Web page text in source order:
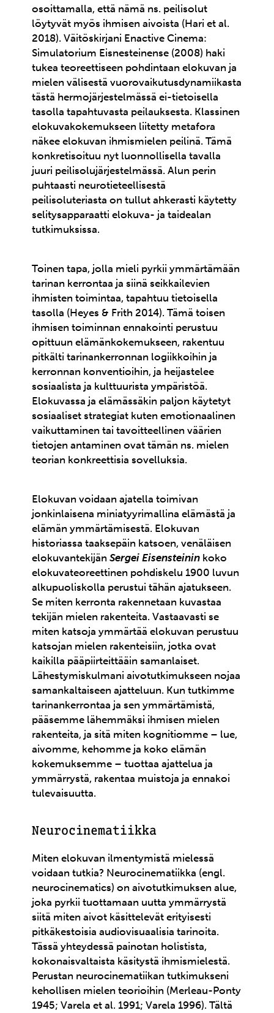
osoittamalla, että nämä ns. peilisolut
löytyvät myös ihmisen aivoista (Hari et al.
2018). Väitöskirjani Enactive Cinema:
Simulatorium Eisnesteinense (2008) haki
tukea teoreettiseen pohdintaan elokuvan ja
mielen välisestä vuorovaikutusdynamiikasta
tästä hermojärjestelmässä ei-tietoisella
tasolla tapahtuvasta peilauksesta. Klassinen
elokuvakokemukseen liitetty metafora
näkee elokuvan ihmismielen peilinä. Tämä
konkretisoituu nyt luonnollisella tavalla
juuri peilisolujärjestelmässä. Alun perin
puhtaasti neurotieteellisestä
peilisoluteriasta on tullut ahkerasti käytetty
selitysapparaatti elokuva- ja taidealan
tutkimuksissa.
Toinen tapa, jolla mieli pyrkii ymmärtämään
tarinan kerrontaa ja siinä seikkailevien
ihmisten toimintaa, tapahtuu tietoisella
tasolla (Heyes & Frith 2014). Tämä toisen
ihmisen toiminnan ennakointi perustuu
opittuun elämänkokemukseen, rakentuu
pitkälti tarinankerronnan logiikkoihin ja
kerronnan konventioihin, ja heijastelee
sosiaalista ja kulttuurista ympäristöä.
Elokuvassa ja elämässäkin paljon käytetyt
sosiaaliset strategiat kuten emotionaalinen
vaikuttaminen tai tavoitteellinen väärien
tietojen antaminen ovat tämän ns. mielen
teorian konkreettisia sovelluksia.
Elokuvan voidaan ajatella toimivan
jonkinlaisena miniatyyrimallina elämästä ja
elämän ymmärtämisestä. Elokuvan
historiassa taaksepäin katsoen, venäläisen
elokuvantekijänSergei Eisensteinin koko
elokuvateoreettinen pohdiskelu 1900 luvun
alkupuoliskolla perustui tähän ajatukseen.
Se miten kerronta rakennetaan kuvastaa
tekijän mielen rakenteita. Vastaavasti se
miten katsoja ymmärtää elokuvan perustuu
katsojan mielen rakenteisiin, jotka ovat
kaikilla pääpiirteittääin samanlaiset.
Lähestymiskulmani aivotutkimukseen nojaa
samankaltaiseen ajatteluun. Kun tutkimme
tarinankerrontaa ja sen ymmärtämistä,
pääsemme lähemmäksi ihmisen mielen
rakenteita, ja sitä miten kognitiomme – lue,
aivomme, kehomme ja koko elämän
kokemuksemme – tuottaa ajattelua ja
ymmärrystä, rakentaa muistoja ja ennakoi
tulevaisuutta.
Neurocinematiikka
Miten elokuvan ilmentymistä mielessä
voidaan tutkia? Neurocinematiikka (engl.
neurocinematics) on aivotutkimuksen alue,
joka pyrkii tuottamaan uutta ymmärrystä
siitä miten aivot käsittelevät erityisesti
pitkäkestoisia audiovisuaalisia tarinoita.
Tässä yhteydessä painotan holistista,
kokonaisvaltaista käsitystä ihmismielestä.
Perustan neurocinematiikan tutkimukseni
kehollisen mielen teorioihin (Merleau-Ponty
1945; Varela et al. 1991; Varela 1996). Tältä